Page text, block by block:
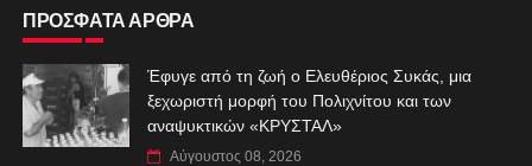
ΠΡΟΣΦΑΤΑ ΑΡΘΡΑ
Έφυγε από τη ζωή ο Ελευθέριος Συκάς, μια
ξεχωριστή μορφή του Πολιχνίτου και των
αναψυκτικών «ΚΡΥΣΤΑΛ»
Αύγουστος 08, 2026